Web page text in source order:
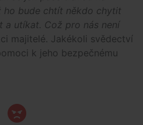
ho bude chtít někdo chytit
a utíkat. Což pro nás není
majitelé. Jakékoli svědectví
k jeho bezpečnému